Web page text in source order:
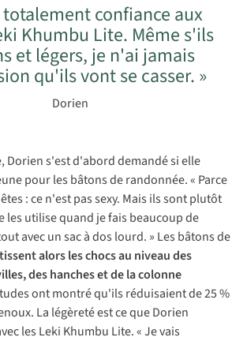
totalement confiance aux
Khumbu Lite. Même s'ils
et légers, je n'ai jamais
qu'ils vont se casser. »
Dorien
Dorien s'est d'abord demandé si elle
pour les bâtons de randonnée. « Parce
: ce n'est pas sexy. Mais ils sont plutôt
les utilise quand je fais beaucoup de
avec un sac à dos lourd. » Les bâtons de
alors les chocs au niveau des
des hanches et de la colonne
ont montré qu'ils réduisaient de 25 %
La légèreté est ce que Dorien
les Leki Khumbu Lite. « Je vais